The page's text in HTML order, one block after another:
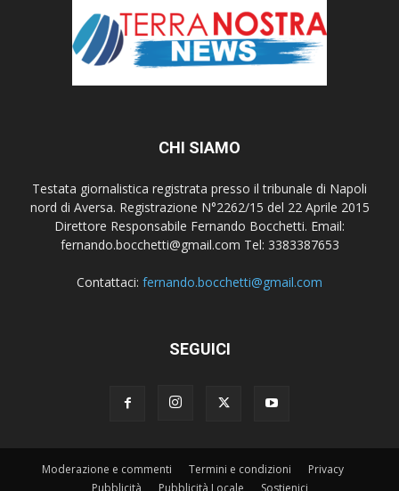
CHI SIAMO
Testata giornalistica registrata presso il tribunale di Napoli
nord di Aversa. Registrazione N°2262/15 del 22 Aprile 2015
Direttore Responsabile Fernando Bocchetti. Email:
fernando.bocchetti@gmail.com Tel: 3383387653
Contattaci: fernando.bocchetti@gmail.com
SEGUICI
Moderazione e commenti Termini e condizioni
Privacy
Pubblicità
Pubblicità Locale Sostienici